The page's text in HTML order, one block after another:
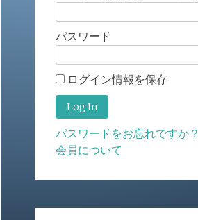
パスワード
ログイン情報を保存
パスワードをお忘れですか？
会員について